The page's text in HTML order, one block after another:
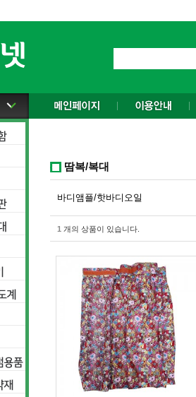
땀복/복대
바디앰플/핫바디오일
1 개의 상품이 있습니다.